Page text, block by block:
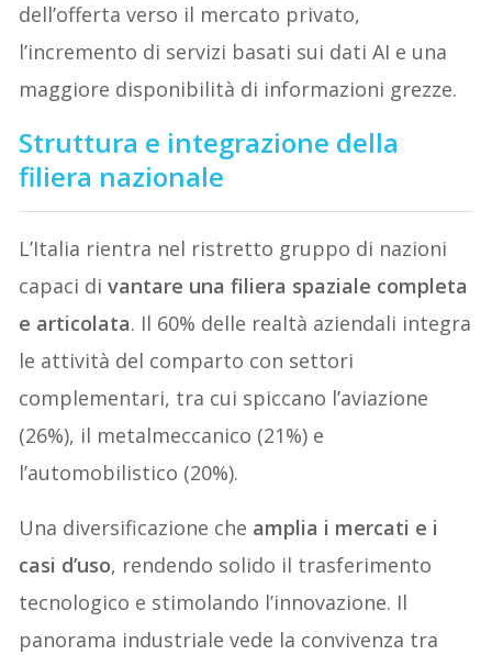
dell’offerta verso il mercato privato,
l’incremento di servizi basati sui dati AI e una
maggiore disponibilità di informazioni grezze.
Struttura e integrazione della
filiera nazionale
L’Italia rientra nel ristretto gruppo di nazioni
capaci divantare una filiera spaziale completa
e articolata. Il 60% delle realtà aziendali integra
le attività del comparto con settori
complementari, tra cui spiccano l’aviazione
(26%), il metalmeccanico (21%) e
l’automobilistico (20%).
Una diversificazione che amplia i mercati e i
casi d’uso, rendendo solido il trasferimento
tecnologico e stimolando l’innovazione. Il
panorama industriale vede la convivenza tra